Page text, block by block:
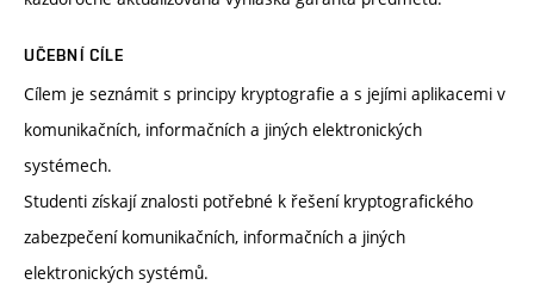
UČEBNÍ CÍLE
Cílem je seznámit s principy kryptografie a s jejími aplikacemi v
komunikačních, informačních a jiných elektronických
systémech.
Studenti získají znalosti potřebné k řešení kryptografického
zabezpečení komunikačních, informačních a jiných
elektronických systémů.